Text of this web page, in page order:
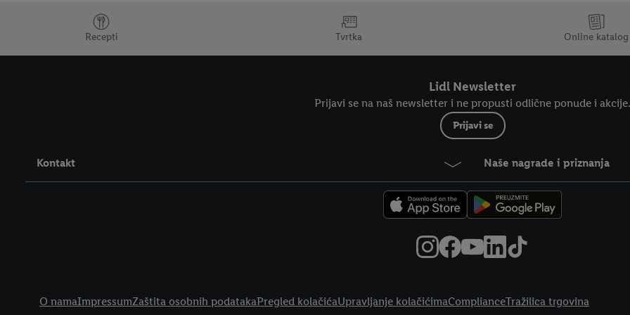
Recepti Tvrtka Online katalog
Lidl Newsletter
Prijavi se na naš newsletter i ne propusti odlične ponude i akcije.
Prijavi se
Kontakt Naše nagrade i priznanja
O namaImpressumZaštita osobnih podatakaPregled kolačićaUpravljanje kolačićimaComplianceTražilica trgovina